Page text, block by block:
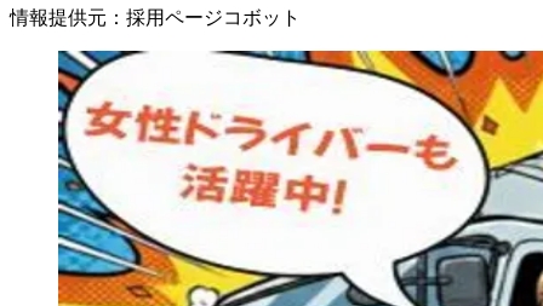
情報提供元 ： 採用ページコボット